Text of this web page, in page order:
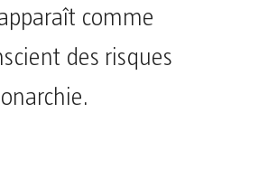
comme
des risques